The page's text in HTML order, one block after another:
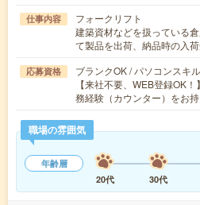
仕事内容
フォークリフト
建築資材などを扱っている
て製品を出荷、納品時の入
応募資格
ブランクOK / パソコンスキ
【来社不要、WEB登録OK
務経験（カウンター）をお
職場の雰囲気
年齢層
20代
30代